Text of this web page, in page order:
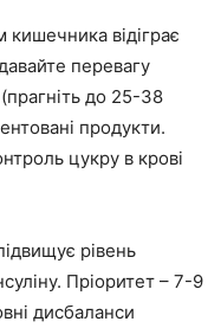
кишечника відіграє
перевагу
до 25-38
продукти.
цукру в крові
рівень
Пріоритет – 7-9
дисбаланси